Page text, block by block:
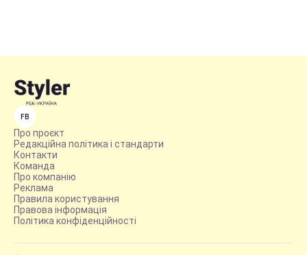
FB
Про проєкт
Редакційна політика і стандарти
Контакти
Команда
Про компанію
Реклама
Правила користування
Правова інформація
Політика конфіденційності